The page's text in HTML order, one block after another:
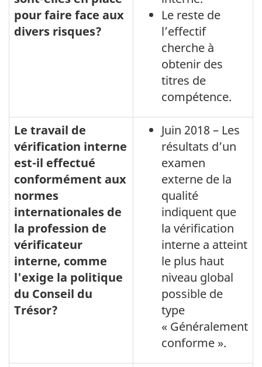
30
pour faire face aux
divers risques?
Le reste de
l’effectif
cherche à
obtenir des
titres de
compétence.
Le travail de
vérification interne
est-il effectué
conformément aux
normes
internationales de
la profession de
vérificateur
interne, comme
l'exige la politique
du Conseil du
Trésor?
Juin 2018 – Les
résultats d’un
examen
externe de la
qualité
indiquent que
la vérification
interne a atteint
le plus haut
niveau global
possible de
type
« Généralement
conforme ».